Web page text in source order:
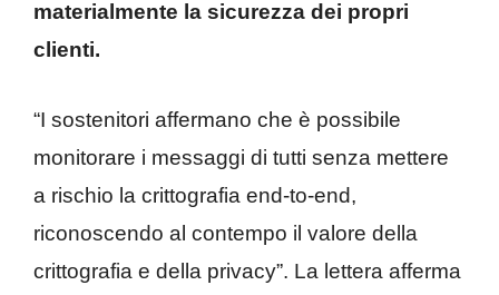
materialmente la sicurezza dei propri
clienti.
“I sostenitori affermano che è possibile
monitorare i messaggi di tutti senza mettere
a rischio la crittografia end-to-end,
riconoscendo al contempo il valore della
crittografia e della privacy”. La lettera afferma